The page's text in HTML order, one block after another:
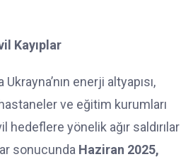
Kayıplar
enerji altyapısı,
ve eğitim kurumları
hedeflere yönelik ağır saldırılar
sonucunda Haziran 2025,